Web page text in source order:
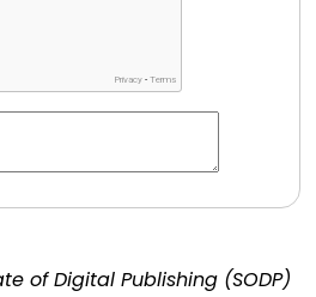
of Digital Publishing (SODP)